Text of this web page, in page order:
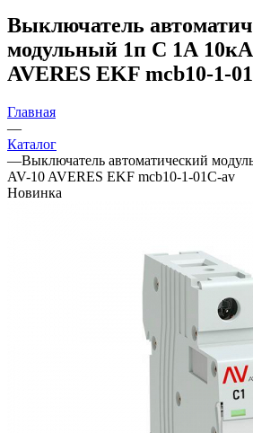
Выключатель
модульный 1п C 1А 10кА
AVERES EKF mcb10-1-
Главная
—
Каталог
—Выключатель автоматический
AV-10 AVERES EKF mcb10-1-01C-av
Новинка